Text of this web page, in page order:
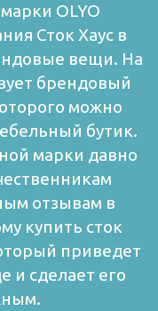
OLYO
Сток Хаус в
вещи. На
брендовый
можно
бутик.
марки давно
отзывам в
купить сток
приведет
и сделает его